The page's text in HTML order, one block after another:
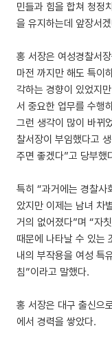
민들과 힘을 합쳐 청정
을 유지하는데 앞장서
홍 서장은 여성경찰서
마전 까지만 해도 특이
각하는 경향이 있었지
서 중요한 업무를 수행
그런 생각이 많이 바뀌
찰서장이 부임했다고
주면 좋겠다”고 당부했
특히 “과거에는 경찰사
았지만 이제는 남녀 차
거의 없어졌다”며 “자
때문에 나타날 수 있는
내의 부작용을 여성 특
침”이라고 말했다.
홍 서장은 대구 출신으
에서 경력을 쌓았다.